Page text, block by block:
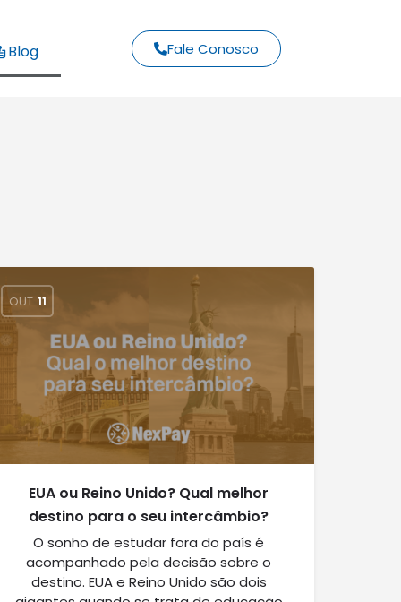
Blog Fale Conosco
OUT 11
EUA ou Reino Unido? Qual melhor
destino para o seu intercâmbio?
O sonho de estudar fora do país é
acompanhado pela decisão sobre o
destino. EUA e Reino Unido são dois